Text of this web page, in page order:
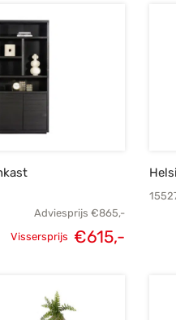
Adviesprijs €865,-
€865,-.
Vissersprijs €615,-